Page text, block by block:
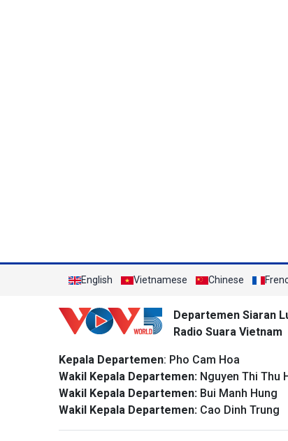
English Vietnamese Chinese
Departemen Siaran
Radio Suara Vietnam
Kepala Departemen: Pho Cam Hoa
Wakil Kepala Departemen: Nguyen Thi Thu
Wakil Kepala Departemen: Bui Manh Hung
Wakil Kepala Departemen: Cao Dinh Trung